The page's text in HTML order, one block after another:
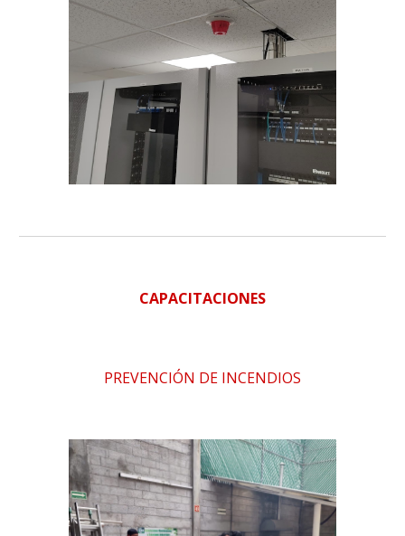
CAPACITACIONES
PREVENCIÓN DE INCENDIOS